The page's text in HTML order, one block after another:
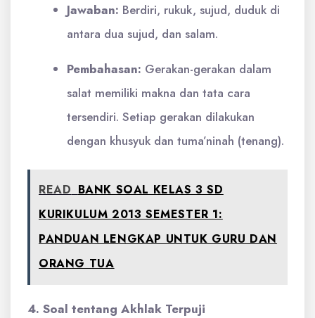
Jawaban: Berdiri, rukuk, sujud, duduk di
antara dua sujud, dan salam.
Pembahasan: Gerakan-gerakan dalam
salat memiliki makna dan tata cara
tersendiri. Setiap gerakan dilakukan
dengan khusyuk dan tuma’ninah (tenang).
READ BANK SOAL KELAS 3 SD
KURIKULUM 2013 SEMESTER 1:
PANDUAN LENGKAP UNTUK GURU DAN
ORANG TUA
4. Soal tentang Akhlak Terpuji